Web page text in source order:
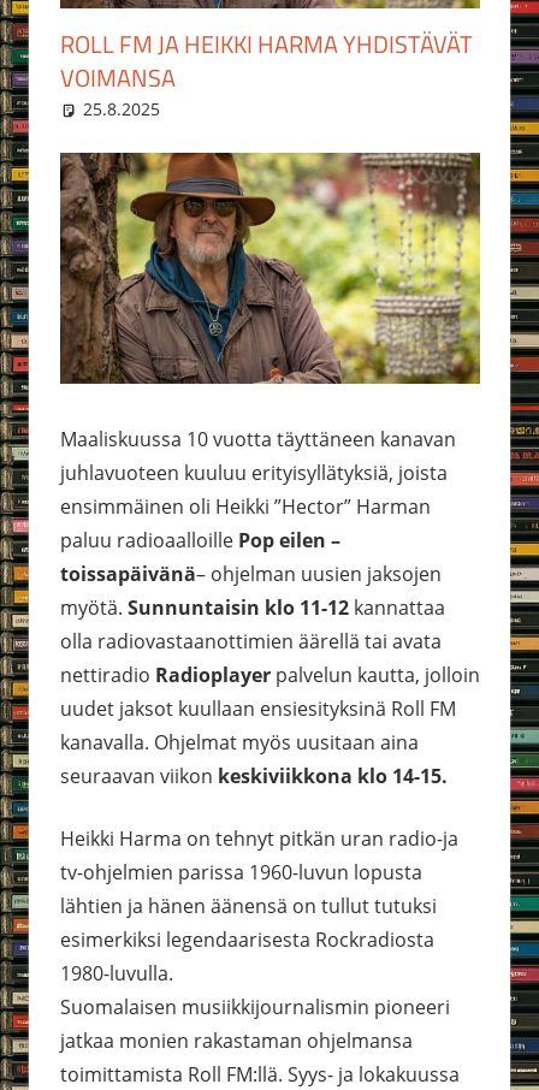
ROLL FM JA HEIKKI HARMA YHDISTÄVÄT
VOIMANSA
25.8.2025
Maaliskuussa 10 vuotta täyttäneen kanavan
juhlavuoteen kuuluu erityisyllätyksiä, joista
ensimmäinen oli Heikki ”Hector” Harman
paluu radioaalloille Pop eilen –
toissapäivänä– ohjelman uusien jaksojen
myötä. Sunnuntaisin klo 11-12kannattaa
olla radiovastaanottimien äärellä tai avata
nettiradio Radioplayerpalvelun kautta, jolloin
uudet jaksot kuullaan ensiesityksinä Roll FM
kanavalla. Ohjelmat myös uusitaan aina
seuraavan viikon keskiviikkona klo 14-15.
Heikki Harma on tehnyt pitkän uran radio-ja
tv-ohjelmien parissa 1960-luvun lopusta
lähtien ja hänen äänensä on tullut tutuksi
esimerkiksi legendaarisesta Rockradiosta
1980-luvulla.
Suomalaisen musiikkijournalismin pioneeri
jatkaa monien rakastaman ohjelmansa
toimittamista Roll FM:llä. Syys- ja lokakuussa